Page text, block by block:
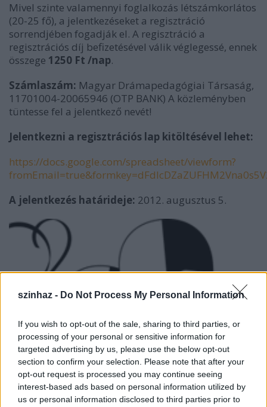
szinhaz - Do Not Process My Personal Information
If you wish to opt-out of the sale, sharing to third parties, or
processing of your personal or sensitive information for
targeted advertising by us, please use the below opt-out
section to confirm your selection. Please note that after your
opt-out request is processed you may continue seeing
interest-based ads based on personal information utilized by
us or personal information disclosed to third parties prior to
Mivel szinte valamennyi foglalkozás létszámkorlátos
(20-25 fő), a jelentkezéseket a regisztráció
sorrendjében fogadják el. A regisztráció a
regisztrációs díj befizetésével válik véglegessé, ennek
összege 1250 Ft /nap.
Számlaszám: Magyar Drámapedagógiai Társaság,
11701004-20065946 (OTP BANK) A közleményben
tüntesse fel a jelentkező nevét!
Jelentkezni a regisztrációs lap kitöltésével lehet:
https://docs.google.com/spreadsheet/viewform?
A jelentkezés határideje: 2012. augusztus 5.